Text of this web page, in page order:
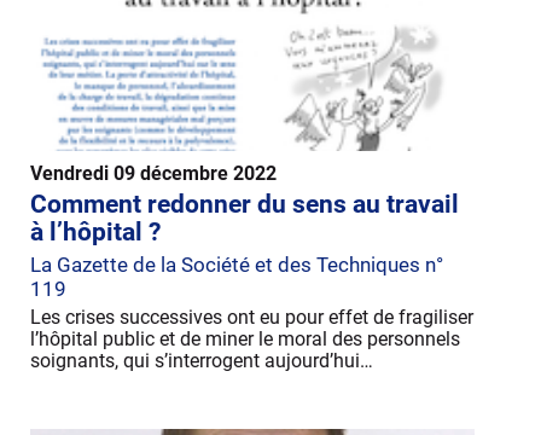
Vendredi 09 décembre 2022
Comment redonner du sens au travail
à l’hôpital ?
La Gazette de la Société et des Techniques n°
119
Les crises successives ont eu pour effet de fragiliser
l’hôpital public et de miner le moral des personnels
soignants, qui s’interrogent aujourd’hui…